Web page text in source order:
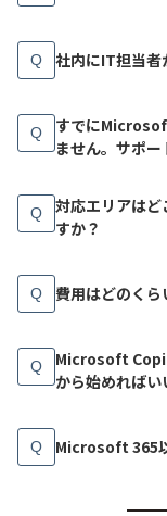
Q 社内にIT担当者
Q
すでに
ません。サポー
Q
対応エリアは
すか？
Q 費用はどのくら
Q
Microsoft
から始めればい
Q Microsoft 365